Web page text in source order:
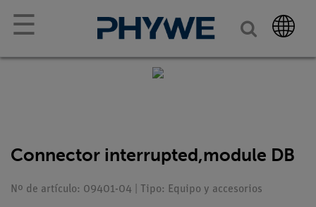
☰
Connector interrupted,module DB
Nº de artículo: 09401-04 | Tipo: Equipo y accesorios